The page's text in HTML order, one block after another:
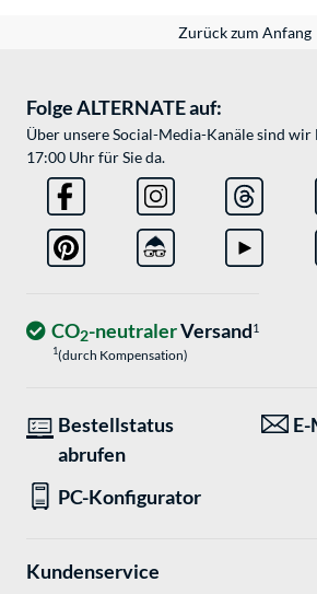
Zurück zum Anfang
Folge ALTERNATE auf:
Über unsere Social-Media-Kanäle sind
17:00 Uhr für Sie da.
CO2-neutralerVersand1
1(durch Kompensation)
Bestellstatus
abrufen
PC-Konfigurator
Kundenservice